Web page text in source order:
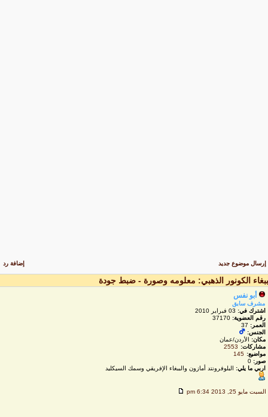
إرسال موضوع جديد إضافة رد
الكونور الذهبي: معلومه وصورة - ضبط جودة
أبو نفس
مشرف سابق
اشترك في:03 فبراير 2010
رقم العضوية:37170
العمر: 37
الجنس:
مكان:الأردن/عمان
مشاركات:
2553
مواضيع:
145
صور: 0
اربي ما يلي:البلوفرونتد أمازون والببغاء الإفريقي وسمك السيكليد
السبت مايو 25, 2013 6:34 pm